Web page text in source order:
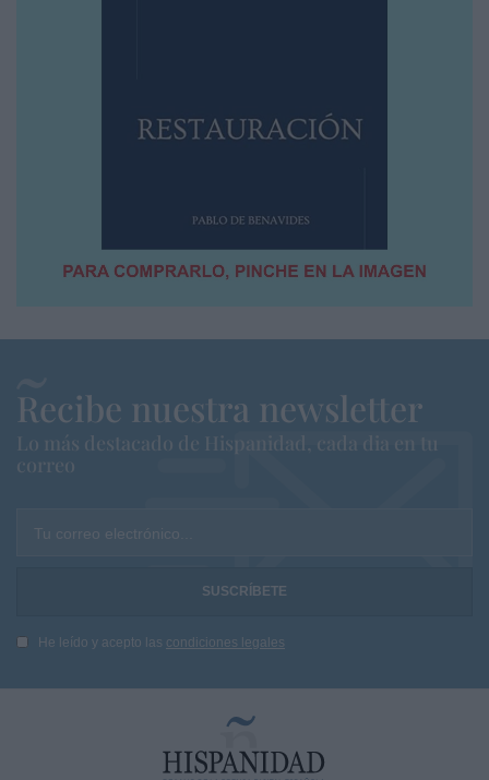
Recibe nuestra newsletter
Lo más destacado de Hispanidad, cada dia en tu
correo
Tu correo electrónico...
He leído y acepto las condiciones legales